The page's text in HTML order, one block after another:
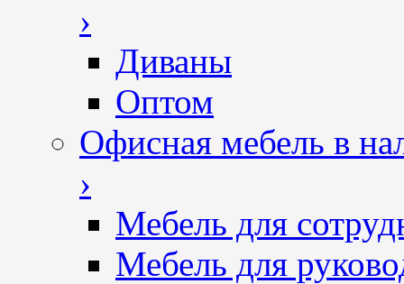
›
Диваны
Оптом
Офисная мебель в
›
Мебель для
Мебель для